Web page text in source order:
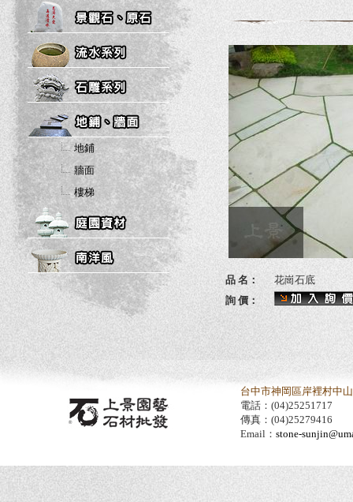
地鋪
牆面
樓梯
品 名：
花崗石底
詢 價：
台中市神岡區岸裡村中
電話：(04)25251717
傳真：(04)25279416
Email： stone-